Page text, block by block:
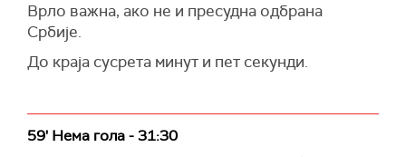
Врло важна, ако не и пресудна одбрана
Србије.
До краја сусрета минут и пет секунди.
59' Нема гола - 31:30